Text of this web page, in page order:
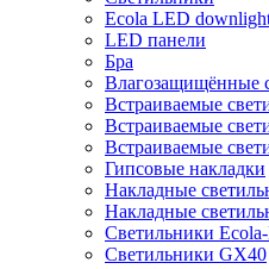
Ecola LED
LED панели
Бра
Влагозащищённые
Встраиваемые
Встраиваемые
Встраиваемые
Гипсовые накладки
Накладные
Накладные
Светильники
Светильники GX40